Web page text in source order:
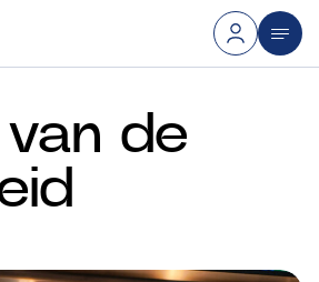
van de